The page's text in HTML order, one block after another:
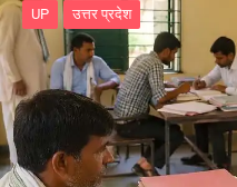
UP उत्तर प्रदेश